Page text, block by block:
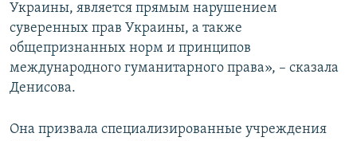
Украины, является прямым нарушением
суверенных прав Украины, а также
общепризнанных норм и принципов
международного гуманитарного права», – сказала
Денисова.
Она призвала специализированные учреждения